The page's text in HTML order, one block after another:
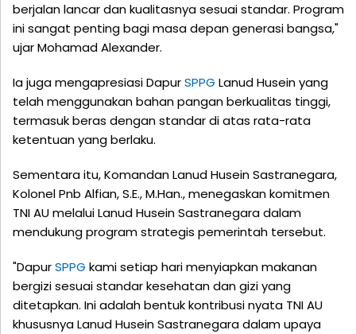
berjalan lancar dan kualitasnya sesuai standar. Program
ini sangat penting bagi masa depan generasi bangsa,"
ujar Mohamad Alexander.
Ia juga mengapresiasi DapurSPPG Lanud Husein yang
telah menggunakan bahan pangan berkualitas tinggi,
termasuk beras dengan standar di atas rata-rata
ketentuan yang berlaku.
Sementara itu, Komandan Lanud Husein Sastranegara,
Kolonel Pnb Alfian, S.E., M.Han., menegaskan komitmen
TNI AU melalui Lanud Husein Sastranegara dalam
mendukung program strategis pemerintah tersebut.
"DapurSPPG kami setiap hari menyiapkan makanan
bergizi sesuai standar kesehatan dan gizi yang
ditetapkan. Ini adalah bentuk kontribusi nyata TNI AU
khususnya Lanud Husein Sastranegara dalam upaya